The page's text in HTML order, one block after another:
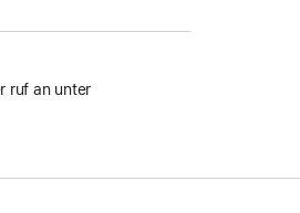
ruf an unter